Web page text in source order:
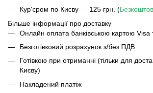
Кур'єром по Києву — 125 грн. (
Більше інформації про доставку
Онлайн оплата банківською картою Visa
Безготівковий розрахунок з/без ПДВ
Готівкою при отриманні (тільки для
Києву)
Накладений платіж